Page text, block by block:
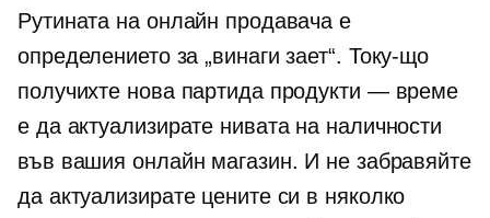
Рутината на онлайн продавача е
определението за „винаги зает“. Току-що
получихте нова партида продукти — време
е да актуализирате нивата на наличности
във вашия онлайн магазин. И не забравяйте
да актуализирате цените си в няколко